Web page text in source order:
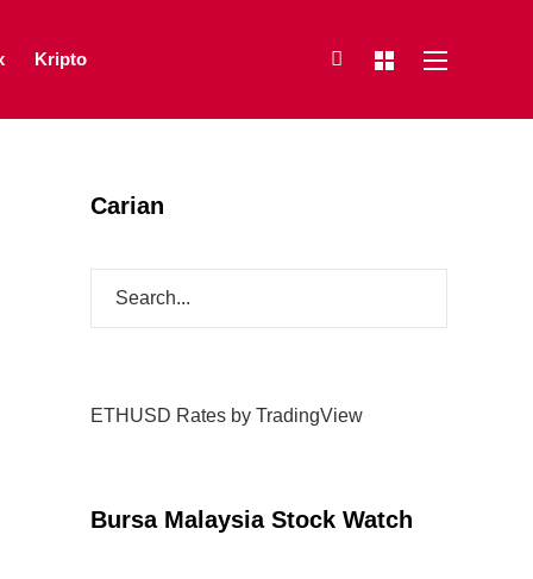
Kripto
Carian
ETHUSD Rates by TradingView
Bursa Malaysia Stock Watch